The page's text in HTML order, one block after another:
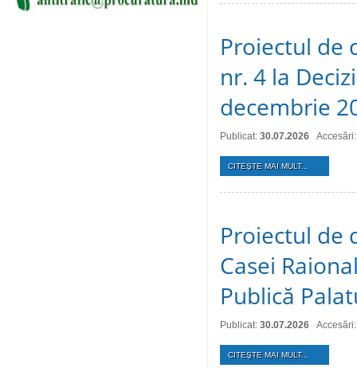
Proiectul de
nr. 4 la
decembrie
Publicat: 30.07.2026
CITEŞTE MAI MULT...
Proiectul de
Casei
Publică
Publicat: 30.07.2026
CITEŞTE MAI MULT...